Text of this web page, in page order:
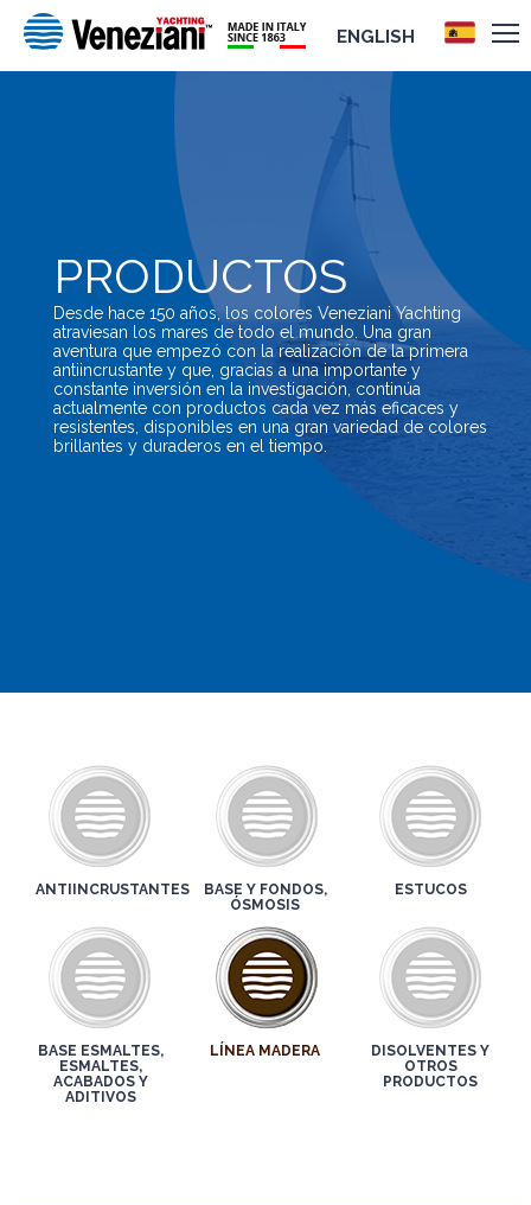
ENGLISH
PRODUCTOS
Desde hace 150 años, los colores Veneziani Yachting
atraviesan los mares de todo el mundo. Una gran
aventura que empezó con la realización de la primera
antiincrustante y que, gracias a una importante y
constante inversión en la investigación, continúa
actualmente con productos cada vez más eficaces y
resistentes, disponibles en una gran variedad de colores
brillantes y duraderos en el tiempo.
ANTIINCRUSTANTES
BASE Y FONDOS,
ÓSMOSIS
ESTUCOS
BASE ESMALTES,
ESMALTES,
ACABADOS Y
ADITIVOS
LÍNEA MADERA
DISOLVENTES Y
OTROS
PRODUCTOS